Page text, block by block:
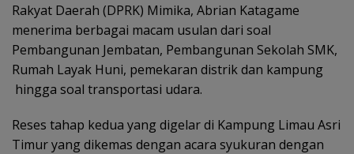
Rakyat Daerah (DPRK) Mimika, Abrian Katagame
menerima berbagai macam usulan dari soal
Pembangunan Jembatan, Pembangunan Sekolah SMK,
Rumah Layak Huni, pemekaran distrik dan kampung
hingga soal transportasi udara.
Reses tahap kedua yang digelar di Kampung Limau Asri
Timur yang dikemas dengan acara syukuran dengan